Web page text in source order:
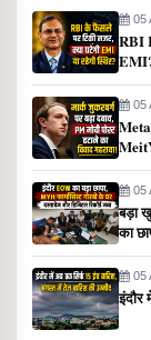
05
RBI
05
Meta
05
बड़ा
का
05